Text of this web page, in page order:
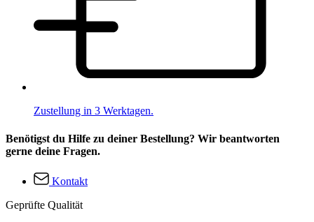
Zustellung in 3 Werktagen.
Benötigst du Hilfe zu deiner Bestellung? Wir beantworten
gerne deine Fragen.
Kontakt
Geprüfte Qualität